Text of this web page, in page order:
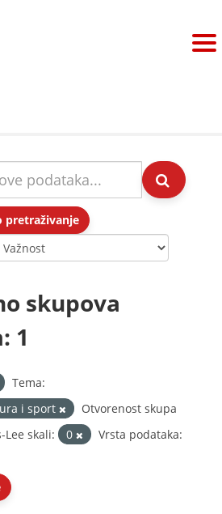
pretraživanje
skupova
1
Tema:
i sport
Otvorenost skupa
Lee skali:
0
Vrsta podataka: